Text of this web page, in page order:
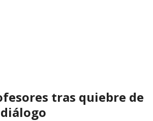
tras quiebre de